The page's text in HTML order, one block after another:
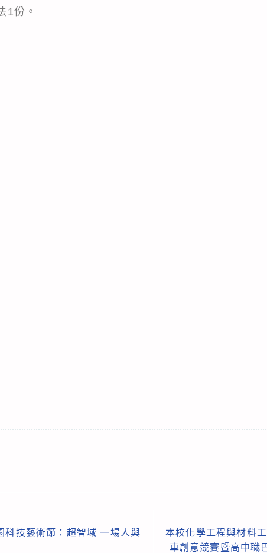
1份。
科技藝術節：超智域 一場人與
本校化學工程與材料
車創意競賽暨高中職